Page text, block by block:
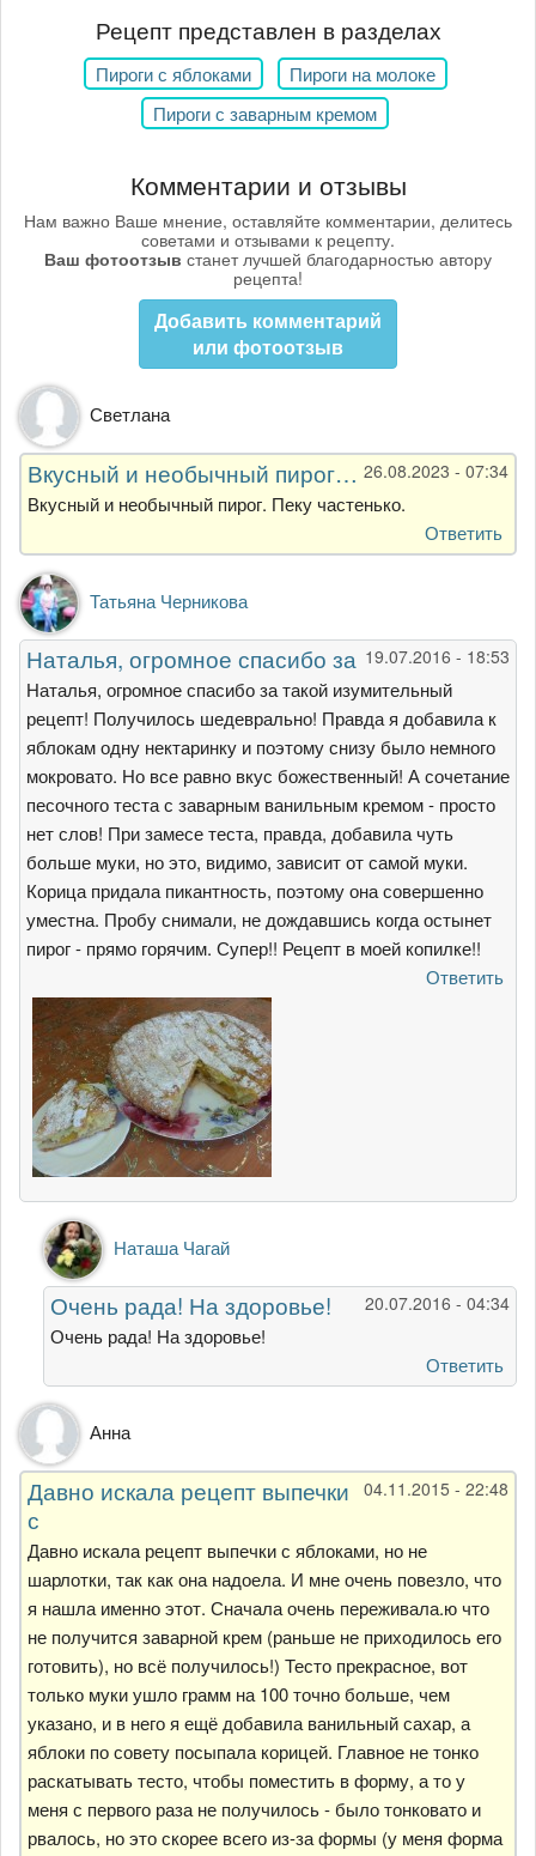
Рецепт представлен в разделах
Пироги с яблоками
Пироги на молоке
Пироги с заварным кремом
Комментарии и отзывы
Нам важно Ваше мнение, оставляйте комментарии, делитесь
советами и отзывами к рецепту.
Ваш фотоотзыв станет лучшей благодарностью автору
рецепта!
Добавить комментарий
или фотоотзыв
Светлана
26.08.2023 - 07:34
Вкусный и необычный пирог…
Вкусный и необычный пирог. Пеку частенько.
Ответить
Татьяна Черникова
19.07.2016 - 18:53
Наталья, огромное спасибо за
Наталья, огромное спасибо за такой изумительный
рецепт! Получилось шедеврально! Правда я добавила к
яблокам одну нектаринку и поэтому снизу было немного
мокровато. Но все равно вкус божественный! А сочетание
песочного теста с заварным ванильным кремом - просто
нет слов! При замесе теста, правда, добавила чуть
больше муки, но это, видимо, зависит от самой муки.
Корица придала пикантность, поэтому она совершенно
уместна. Пробу снимали, не дождавшись когда остынет
пирог - прямо горячим. Супер!! Рецепт в моей копилке!!
Ответить
Ответ
на
Наталья,
огромное
спасибо
от
Татьяна
Черникова
Наташа Чагай
20.07.2016 - 04:34
Очень рада! На здоровье!
Очень рада! На здоровье!
Ответить
Анна
04.11.2015 - 22:48
Давно искала рецепт выпечки
с
Давно искала рецепт выпечки с яблоками, но не
шарлотки, так как она надоела. И мне очень повезло, что
я нашла именно этот. Сначала очень переживала.ю что
не получится заварной крем (раньше не приходилось его
готовить), но всё получилось!) Тесто прекрасное, вот
только муки ушло грамм на 100 точно больше, чем
указано, и в него я ещё добавила ванильный сахар, а
яблоки по совету посыпала корицей. Главное не тонко
раскатывать тесто, чтобы поместить в форму, а то у
меня с первого раза не получилось - было тонковато и
рвалось, но это скорее всего из-за формы (у меня форма